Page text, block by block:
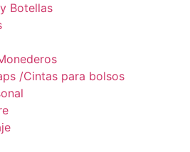
Botellas
/Cintas para bolsos